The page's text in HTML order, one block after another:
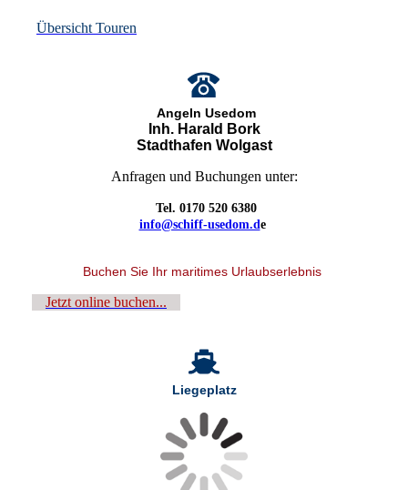
Übersicht Touren
Angeln Usedom
Inh. Harald Bork
Stadthafen Wolgast
Anfragen und Buchungen unter:
Tel. 0170 520 6380
info@schiff-usedom.de
Buchen Sie Ihr maritimes Urlaubserlebnis
Jetzt online buchen...
Liegeplatz